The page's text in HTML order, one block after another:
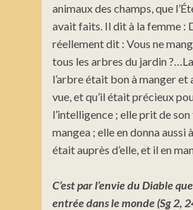
animaux des champs, que
avait faits. Il dit à la femme :
réellement dit : Vous ne
tous les arbres du jardin
l’arbre était bon à manger et
vue, et qu’il était précieux
l’intelligence ; elle prit de
mangea ; elle en donna aussi
était auprès d’elle, et il en
C’est par l’envie du Diable
entrée dans le monde (Sg 2,